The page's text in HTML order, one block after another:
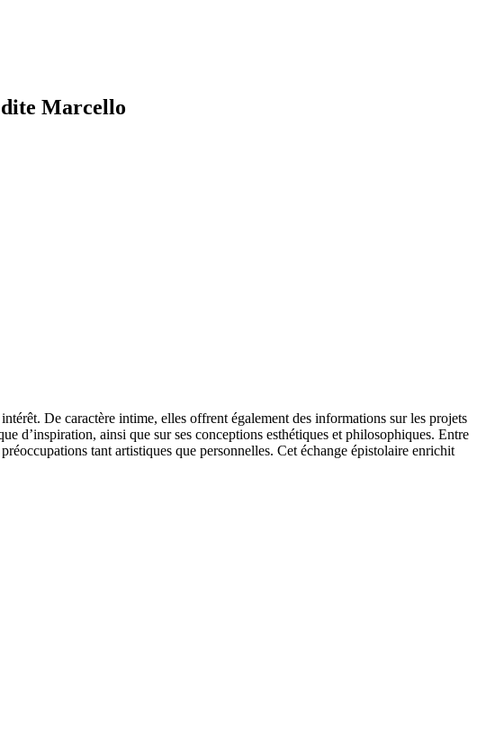
dite Marcello
De caractère intime, elles offrent également des informations sur les projets
d’inspiration, ainsi que sur ses conceptions esthétiques et philosophiques. Entre
tant artistiques que personnelles. Cet échange épistolaire enrichit